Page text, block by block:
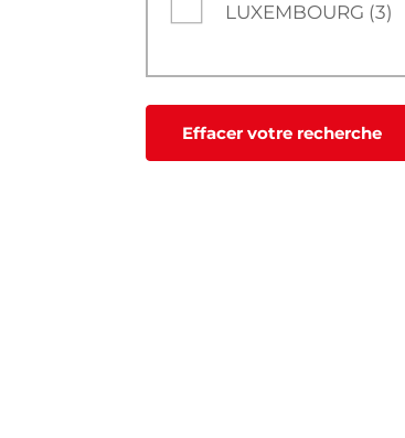
LUXEMBOURG (3)
Effacer votre recherche